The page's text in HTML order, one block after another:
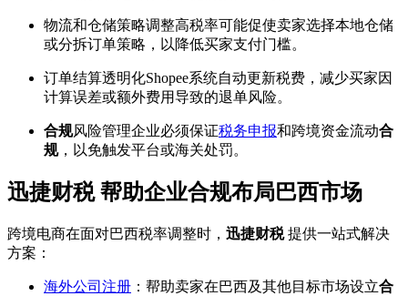
物流和仓储策略调整高税率可能促使卖家选择本地仓储
或分拆订单策略，以降低买家支付门槛。
订单结算透明化Shopee系统自动更新税费，减少买家因
计算误差或额外费用导致的退单风险。
合规风险管理企业必须保证税务申报和跨境资金流动合
规，以免触发平台或海关处罚。
迅捷财税 帮助企业合规布局巴西市场
跨境电商在面对巴西税率调整时， 迅捷财税提供一站式解决
方案：
海外公司注册 ：帮助卖家在巴西及其他目标市场设立合